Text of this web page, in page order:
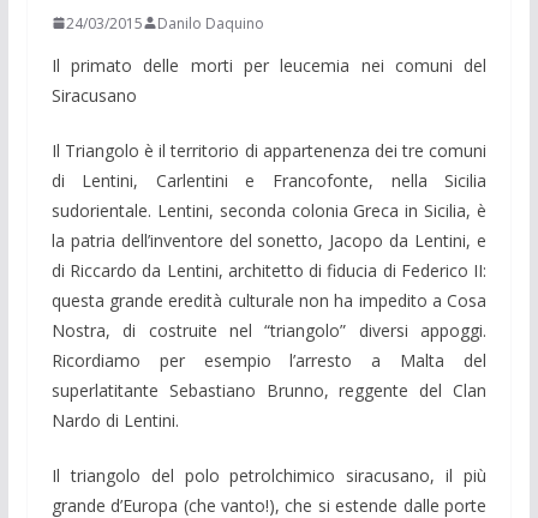
24/03/2015 Danilo Daquino
Il primato delle morti per leucemia nei comuni del
Siracusano
Il Triangolo è il territorio di appartenenza dei tre comuni
di Lentini, Carlentini e Francofonte, nella Sicilia
sudorientale. Lentini, seconda colonia Greca in Sicilia, è
la patria dell’inventore del sonetto, Jacopo da Lentini, e
di Riccardo da Lentini, architetto di fiducia di Federico II:
questa grande eredità culturale non ha impedito a Cosa
Nostra, di costruite nel “triangolo” diversi appoggi.
Ricordiamo per esempio l’arresto a Malta del
superlatitante Sebastiano Brunno, reggente del Clan
Nardo di Lentini.
Il triangolo del polo petrolchimico siracusano, il più
grande d’Europa (che vanto!), che si estende dalle porte